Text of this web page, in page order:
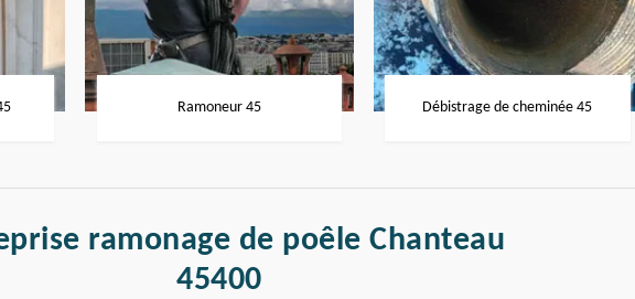
Ramoneur 45 Débistrage de cheminée 45
ramonage de poêle Chanteau
45400